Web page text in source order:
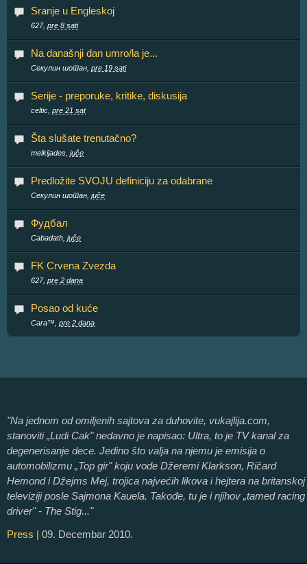
Sranje u Engleskoj
627, pre 8 sati
Na današnji dan umro/la je...
Секулин шотан, pre 19 sati
Serije - preporuke, kritike, diskusija
celtic, pre 21 sat
Šta slušate trenutačno?
melkijades, juče
Predložite SVOJU definiciju za odabrane
Секулин шотан, juče
Фудбал
Cabadath, juče
FK Crvena Zvezda
627, pre 2 dana
Posao od kuće
Cara™, pre 2 dana
"Na jednom od omiljenih sajtova za duhovite, vukajlija.com,
stanoviti „Ludi Cak" nedavno je napisao: Ultra, to je TV kanal za
degenerisanje dece. Jedino što valja na njemu je emisija o
automobilizmu „Top gir" koju vode Džeremi Klarkson, Ričard
Hemond i Džejms Mej, trojica najvećih likova i hejtera na britanskoj
televiziji posle Sajmona Kauela. Takođe, tu je i njihov „tamed racing
driver" - The Stig..."
Press | 09. Decembar 2010.